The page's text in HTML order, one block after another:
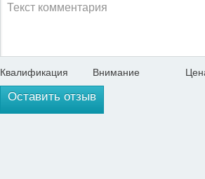
Квалификация Внимание
Оставить отзыв